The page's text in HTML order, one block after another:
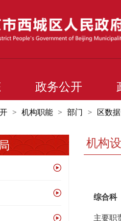
政务公开
> 机构职能 > 部门 > 区数
机构
综合科
主要职